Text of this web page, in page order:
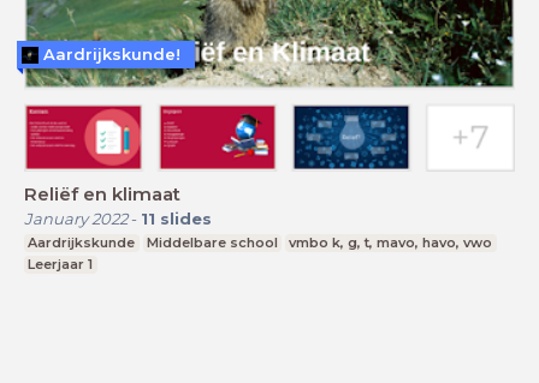
Reliëf en klimaat
January 2022- 11 slides
Aardrijkskunde Middelbare school
vmbo k, g, t, mavo, havo, vwo
Leerjaar 1
Aardrijkskunde!